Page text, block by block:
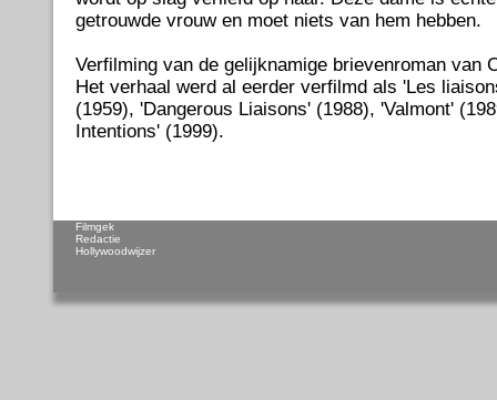
getrouwde vrouw en moet niets van hem hebben.
Verfilming van de gelijknamige brievenroman van
Het verhaal werd al eerder verfilmd als 'Les
(1959), 'Dangerous Liaisons' (1988), 'Valmont'
Intentions' (1999).
Filmgek
Redactie
Hollywoodwijzer